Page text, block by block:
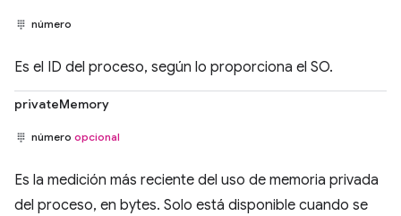
número
Es el ID del proceso, según lo proporciona el SO.
privateMemory
número opcional
Es la medición más reciente del uso de memoria privada
del proceso, en bytes. Solo está disponible cuando se